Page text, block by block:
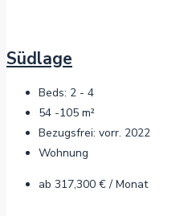
Südlage
Beds: 2 - 4
54 -105 m²
Bezugsfrei: vorr. 2022
Wohnung
ab 317,300 € / Monat